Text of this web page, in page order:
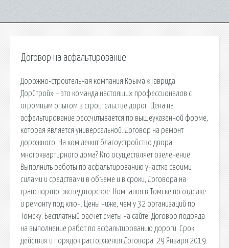
Договор на асфальтирование
Дорожно-строительная компания Крыма «Таврида
ДорСтрой» – это команда настоящих профессионалов с
огромным опытом в строительстве дорог. Цена на
асфальтирование рассчитывается по вышеуказанной форме,
которая является универсальной. Договор на ремонт
дорожного. На ком лежит благоустройство двора
многоквартирного дома? Кто осуществляет озеленение.
Выполнить работы по асфальтированию участка своими
силами и средствами в объеме и в сроки, Договора на
транспортно-экспедиторское. Компания в Томске по отделке
и ремонту под ключ. Цены ниже, чем у 32 организаций по
Томску. Бесплатный расчёт сметы на сайте. Договор подряда
на выполнение работ по асфальтированию дороги. Срок
действия и порядок расторжения Договора. 29 Января 2019.